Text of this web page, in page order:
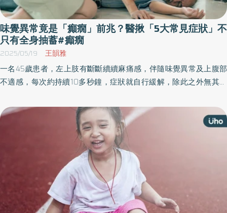
味覺異常竟是「癲癇」前兆？醫揪「5大常見症狀」不
只有全身抽蓄#癲癇
2025/05/19 王韻雅
一名45歲患者，左上肢有斷斷續續麻痛感，伴隨味覺異常及上腹部
不適感，每次約持續10多秒鐘，症狀就自行緩解，除此之外無其他
識被送到醫院急診，電腦斷層檢查發現右側額、顳葉惡性腫瘤伴隨
腦水腫，醫師診斷為「腦惡性腫瘤併發癲癇」發作，後續進行腦腫